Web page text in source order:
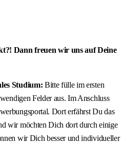
Dann freuen wir uns auf Deine
Studium: Bitte fülle im ersten
Felder aus. Im Anschluss
Dort erfährst Du das
wir möchten Dich dort durch einige
wir Dich besser und individueller